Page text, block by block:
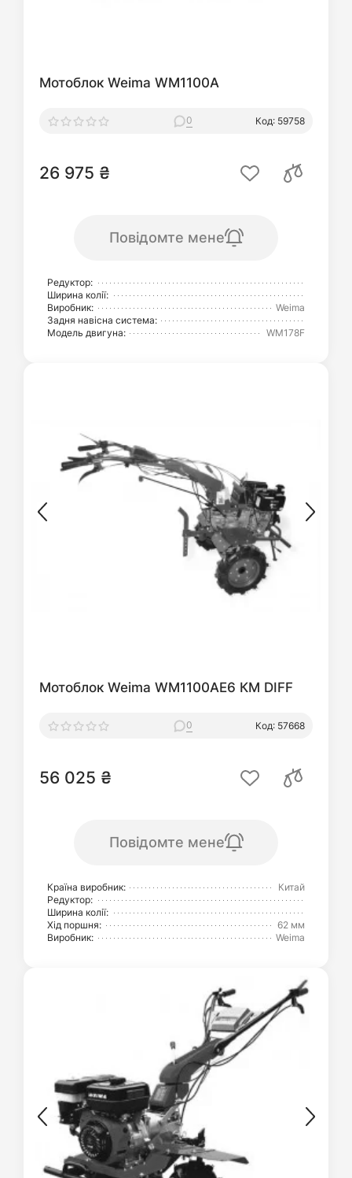
Мотоблок Weima WM1100A
0 Код: 59758
26 975 ₴
Повідомте мене
Редуктор:
Ширина колії:
Виробник:
Weima
Задня навісна система:
Модель двигуна:
WM178F
Мотоблок Weima WM1100AE6 КМ DIFF
0 Код: 57668
56 025 ₴
Повідомте мене
Країна виробник:
Китай
Редуктор:
Ширина колії:
Хід поршня:
62 мм
Виробник:
Weima